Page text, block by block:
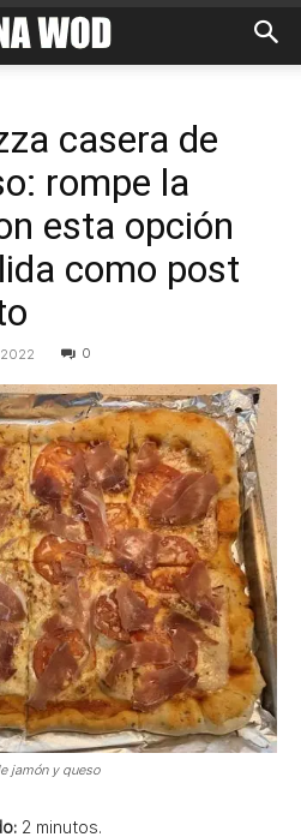
casera de
rompe la
esta opción
como post
0
jamón y queso
2 minutos.